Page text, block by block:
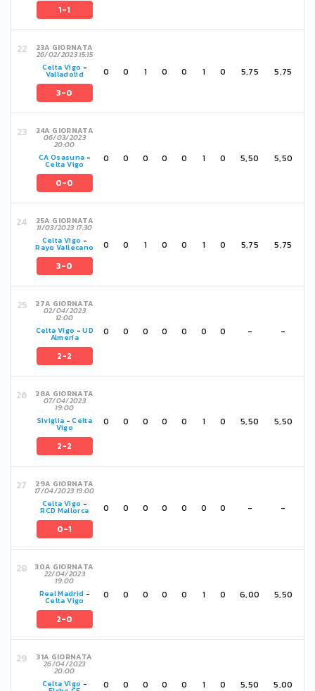
1-1
23A GIORNATA
26/02/2023 15:15
Celta Vigo -
Valladolid
3-0
0 0 1 0 0 1 0 5,75 5,75
24A GIORNATA
06/03/2023
20:00
CA Osasuna -
Celta Vigo
0-0
0 0 0 0 0 1 0 5,50 5,50
25A GIORNATA
11/03/2023 17:30
Celta Vigo -
Rayo Vallecano
3-0
0 0 1 0 0 1 0 5,75 5,75
27A GIORNATA
02/04/2023
12:00
Celta Vigo -UD
Almería
2-2
0 0 0 0 0 0 0 - -
28A GIORNATA
07/04/2023
19:00
Siviglia -Celta
Vigo
2-2
0 0 0 0 0 1 0 5,50 5,50
29A GIORNATA
17/04/2023 19:00
Celta Vigo -
RCD Mallorca
0-1
0 0 0 0 0 0 0 - -
30A GIORNATA
22/04/2023
19:00
Real Madrid -
Celta Vigo
2-0
0 0 0 0 0 1 0 6,00 5,50
31A GIORNATA
26/04/2023
20:00
Celta Vigo - 0 0 0 0 0 1 0 5,50 5,00